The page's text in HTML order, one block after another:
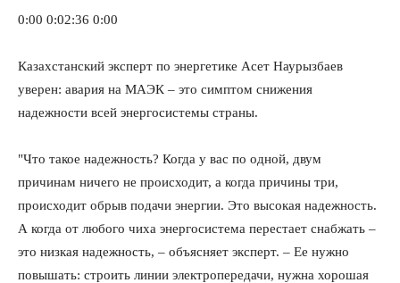
КавПолит
0:00 0:02:36 0:00
Казахстанский эксперт по энергетике Асет Наурызбаев
уверен: авария на МАЭК – это симптом снижения
надежности всей энергосистемы страны.
"Что такое надежность? Когда у вас по одной, двум
причинам ничего не происходит, а когда причины три,
происходит обрыв подачи энергии. Это высокая надежность.
А когда от любого чиха энергосистема перестает снабжать –
это низкая надежность, – объясняет эксперт. – Ее нужно
повышать: строить линии электропередачи, нужна хорошая